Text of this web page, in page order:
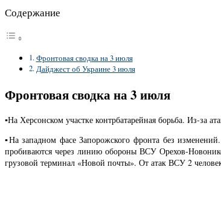
Содержание
Фронтовая сводка на 3 июля
Дайджест об Украине 3 июля
Фронтовая сводка на 3 июля
▪️На Херсонском участке контрбатарейная борьба. Из-
▪️На западном фасе Запорожского фронта без
пробиваются через линию обороны ВСУ Орехов-
грузовой терминал «Новой почты». От атак ВСУ 2